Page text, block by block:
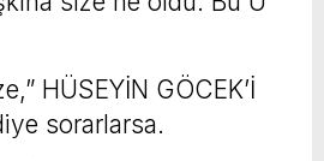
HÜSEYİN GÖCEK’İ
sorarlarsa.